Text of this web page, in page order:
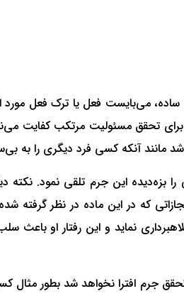
تعزیرات، جهت تحقق افترای ساده، می‌بایست فعل
تحقق مسئولیت مرتکب کفایت
مانند آنکه کسی فرد دیگری را به
این جرم تلقی نمود. نکته
که در این ماده در نظر
نماید و این رفتار او باعث
جرم افترا نخواهد شد بطور مثال